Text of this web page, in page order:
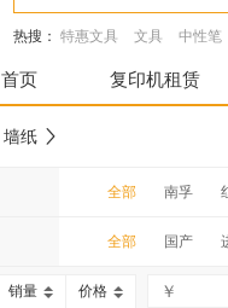
热搜： 特惠文具 文具 中性笔
首页 复印机租赁
墙纸
全部 南孚
南科 齐心
雕牌 滋源
全部 国产
销量 价格